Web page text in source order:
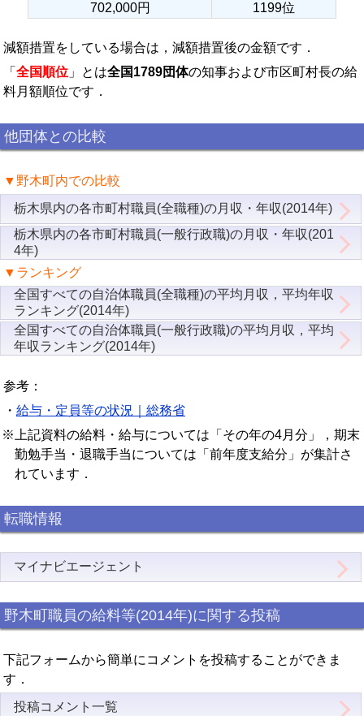
702,000円 1199位
減額措置をしている場合は，減額措置後の金額です．
「 全国順位 」とは全国1789団体の知事および市区町村長の給
料月額順位です．
他団体との比較
▼野木町内での比較
栃木県内の各市町村職員(全職種)の月収・年収(2014年)
栃木県内の各市町村職員(一般行政職)の月収・年収(201
4年)
▼ランキング
全国すべての自治体職員(全職種)の平均月収，平均年収
ランキング(2014年)
全国すべての自治体職員(一般行政職)の平均月収，平均
年収ランキング(2014年)
参考：
・ 給与・定員等の状況｜総務省
※上記資料の給料・給与については「その年の4月分」，期末
勤勉手当・退職手当については「前年度支給分」が集計さ
れています．
転職情報
マイナビエージェント
野木町職員の給料等(2014年)に関する投稿
下記フォームから簡単にコメントを投稿することができま
す．
投稿コメント一覧